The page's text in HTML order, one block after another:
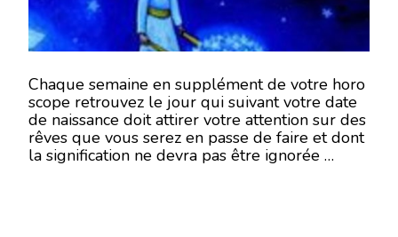
JANVIER
2018
–
ÉCRITURE-
Chaque semaine en supplément de votre horo
scope retrouvez le jour qui suivant votre date
de naissance doit attirer votre attention sur des
rêves que vous serez en passe de faire et dont
la signification ne devra pas être ignorée …